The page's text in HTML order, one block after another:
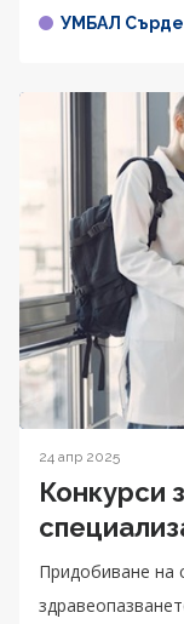
УМБАЛ
24 апр 2025
Конкурси
Придобиване на